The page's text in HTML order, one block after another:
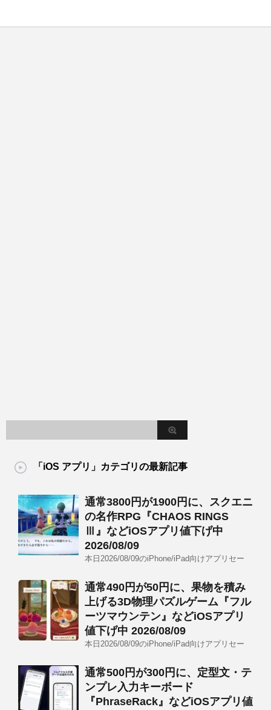
「iOS アプリ」カテゴリの最新記事
通常3800円が1900円に、スクエニ
の名作RPG『CHAOS RINGS
Ⅲ』などiOSアプリ値下げ中
2026/08/09
本日2026/08/09のiPhone/iPad向けアプリセー
通常490円が50円に、果物を積み
上げる3D物理パズルゲーム『フル
ーツマウンテン』などiOSアプリ
値下げ中 2026/08/09
本日2026/08/09のiPhone/iPad向けアプリセー
通常500円が300円に、定型文・テ
ンプレ入力キーボード
『PhraseRack』などiOSアプリ値